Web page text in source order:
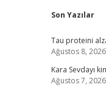
Son Yazılar
Tau proteini
Ağustos 8, 2026
Kara Sevdayı
Ağustos 7, 2026